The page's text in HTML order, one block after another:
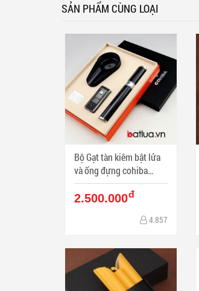
SẢN PHẨM CÙNG LOẠI
Bộ Gạt tàn kiêm bật lửa
và ống đựng cohiba
chính hãng bảo hành 6
tháng
2.500.000đ
4.857